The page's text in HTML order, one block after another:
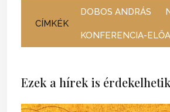
CÍMKÉK
DOBOS ANDRÁS
KONFERENCIA-
Ezek a hírek is érdekelhetik